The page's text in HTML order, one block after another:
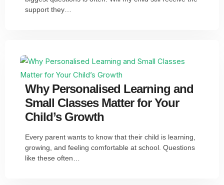
support they…
Why Personalised Learning and
Small Classes Matter for Your
Child’s Growth
Every parent wants to know that their child is learning,
growing, and feeling comfortable at school. Questions
like these often…